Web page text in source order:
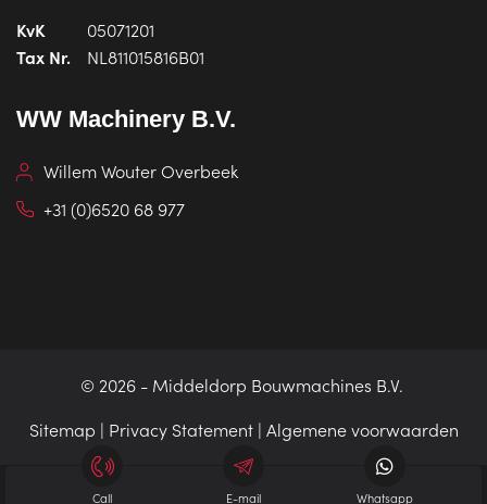
Call E-mail Whatsapp
KvK
05071201
Tax Nr.
NL811015816B01
WW Machinery B.V.
Willem Wouter Overbeek
+31 (0)6520 68 977
© 2026 - Middeldorp Bouwmachines B.V.
Sitemap | Privacy Statement| Algemene voorwaarden